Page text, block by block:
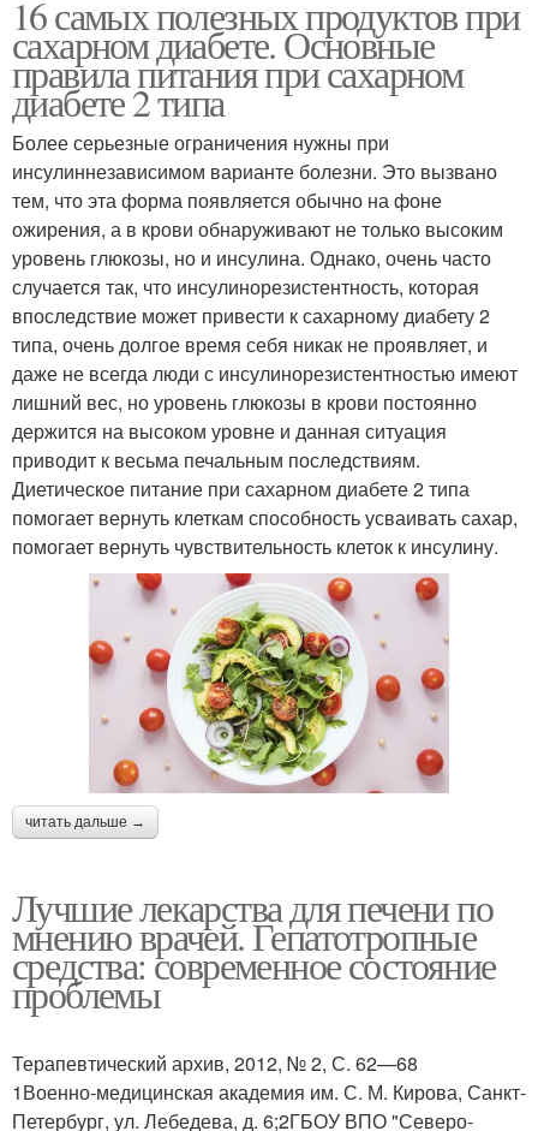
16 самых полезных продуктов при
сахарном диабете. Основные
правила питания при сахарном
диабете 2 типа
Более серьезные ограничения нужны при
инсулиннезависимом варианте болезни. Это вызвано
тем, что эта форма появляется обычно на фоне
ожирения, а в крови обнаруживают не только высоким
уровень глюкозы, но и инсулина. Однако, очень часто
случается так, что инсулинорезистентность, которая
впоследствие может привести к сахарному диабету 2
типа, очень долгое время себя никак не проявляет, и
даже не всегда люди с инсулинорезистентностью имеют
лишний вес, но уровень глюкозы в крови постоянно
держится на высоком уровне и данная ситуация
приводит к весьма печальным последствиям.
Диетическое питание при сахарном диабете 2 типа
помогает вернуть клеткам способность усваивать сахар,
помогает вернуть чувствительность клеток к инсулину.
читать дальше →
Лучшие лекарства для печени по
мнению врачей. Гепатотропные
средства: современное состояние
проблемы
Терапевтический архив, 2012, № 2, С. 62—68
1Военно-медицинская академия им. С. М. Кирова, Санкт-
Петербург, ул. Лебедева, д. 6;2ГБОУ ВПО "Северо-